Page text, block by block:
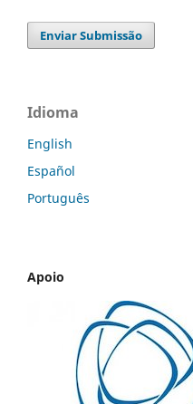
Enviar Submissão
Idioma
English
Español
Português
Apoio